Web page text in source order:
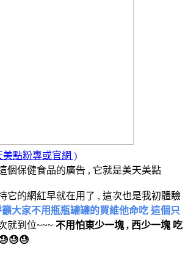
點粉專或官網 )
個保健食品的廣告 , 它就是美天美點
它的網紅早就在用了 , 這次也是我初體驗
籲大家不用瓶瓶罐罐的買維他命吃 這個只
就到位~~~ 不用怕東少一塊 , 西少一塊 吃